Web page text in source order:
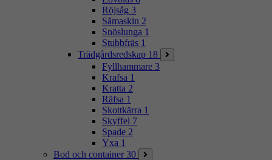
Röjsåg 3
Såmaskin 2
Snöslunga 1
Stubbfräs 1
Trädgårdsredskap 18
Fyllhammare 3
Krafsa 1
Kratta 2
Räfsa 1
Skottkärra 1
Skyffel 7
Spade 2
Yxa 1
Bod och container 30